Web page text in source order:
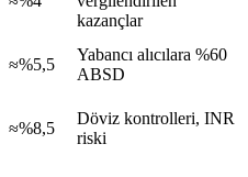
kazançlar
≈%5,5
Yabancı alıcılara %60
ABSD
≈%8,5
Döviz kontrolleri, INR
riski